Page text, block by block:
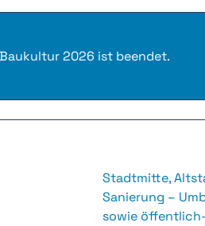
2026 ist beendet.
Stadtmitte,
Sanierung –
sowie